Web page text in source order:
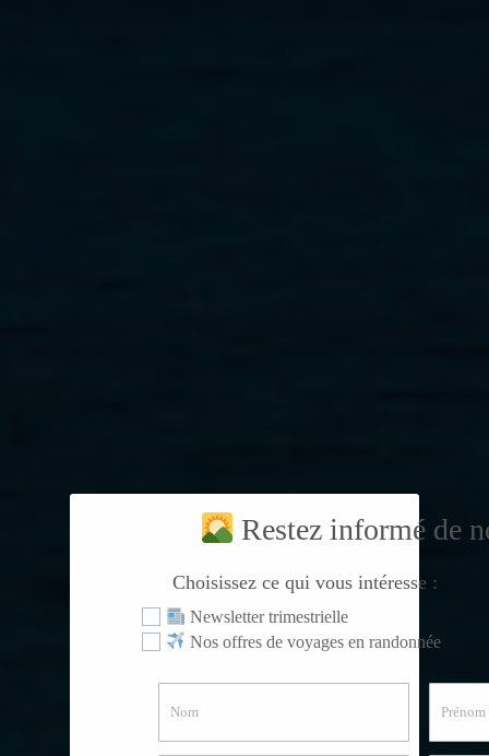
Restez informé de
Choisissez ce qui vous intéresse :
Select OptionsNewsletter trimestrielle
Nos offres de voyages en randonnée
Nom Prénom